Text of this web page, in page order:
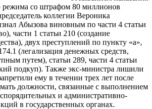
режима со штрафом 80 миллионов
коллегии Вероника
Абызова виновным по части 4 статьи
части 1 статьи 210 (создание
двух преступлений по пункту «а»,
(легализация денежных средств,
путем), статьи 289, части 4 статьи
подкуп). Также экс-министра лишили
ему в течении трех лет после
должности, связанные с выполнением
и административно-
в государственных органах.